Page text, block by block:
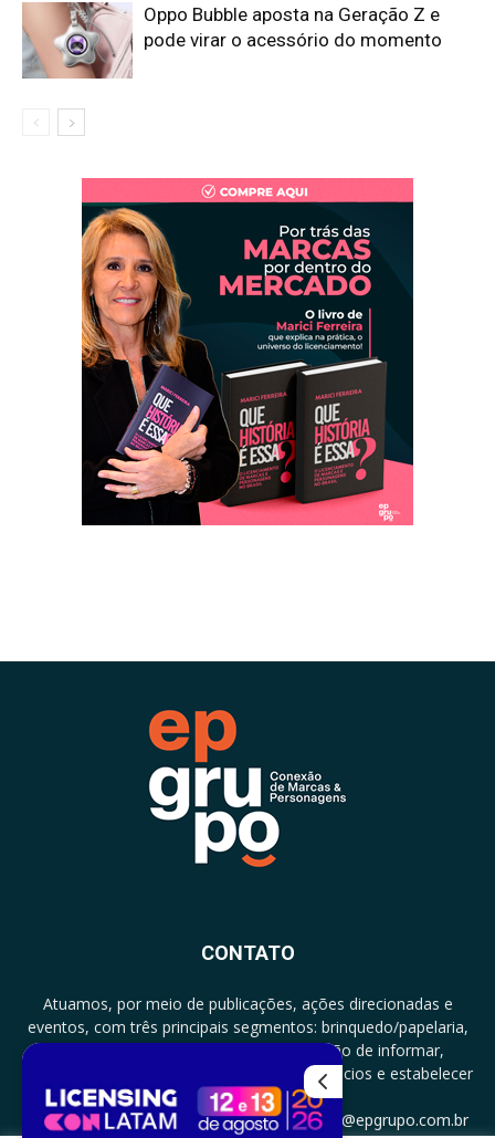
Oppo Bubble aposta na Geração Z e
pode virar o acessório do momento
CONTATO
Atuamos, por meio de publicações, ações direcionadas e
eventos, com três principais segmentos: brinquedo/papelaria,
licenciamento e zero a três com a missão de informar,
documentar, proporcionar encontro de negócios e estabelecer
parcerias.
CONTATO: +5511994513097 - atendimento@epgrupo.com.br